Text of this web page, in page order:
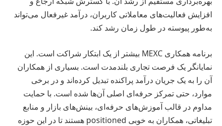
افزایش فعالیت‌های معاملاتی کاربران، درآمد غیرفعال می‌تواند
به‌طور پیوسته در طول زمان رشد کند.
برنامه همکاری MEXC بیشتر از یک ابتکار شراکت است. این
نمایانگر یک فرصت تجاری بلندمدت است. بسیاری از همکاران
آن را به یک جریان درآمد پراکنده تبدیل کرده‌اند و در برخی
موارد، حتی تمرکز حرفه‌ای اصلی آن‌ها شده است. با حمایت
مداوم در قالب آموزش‌های حرفه‌ای، بینش‌های بازار و منابع
تبلیغاتی، همکاران به خوبی positioned هستند تا در این حوزه